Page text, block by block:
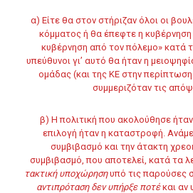
α) Είτε θα στον στήριζαν όλοι οι
κόμματος ή θα έπεφτε η
κυβέρνηση από τον πόλεμο» κατά
υπεύθυνοι γι’ αυτό θα ήταν η
ομάδας (και της ΚΕ στην
συμμεριζόταν τις
β) Η πολιτική που ακολούθησε
επιλογή ήταν η καταστροφή.
συμβιβασμό και την άτακτη
συμβιβασμό, που αποτελεί, κατά τα
τακτική υποχώρησηυπό τις παρούσες
αντιπρόταση δεν υπήρξε ποτέκαι αν